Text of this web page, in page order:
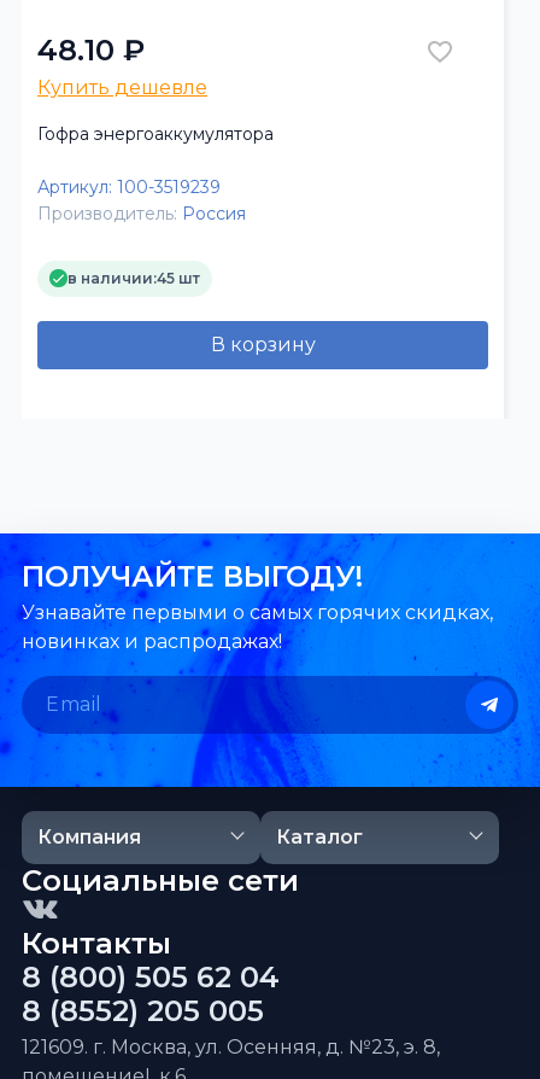
48.10 ₽
Купить дешевле
Гофра энергоаккумулятора
Артикул: 100-3519239
Производитель: Россия
в наличии:45 шт
В корзину
ПОЛУЧАЙТЕ ВЫГОДУ!
Узнавайте первыми о самых горячих скидках,
новинках и распродажах!
Компания Каталог
Контакты
8 (800) 505 62 04
8 (8552) 205 005
121609. г. Москва, ул. Осенняя, д. №23, э. 8,
Социальные сети